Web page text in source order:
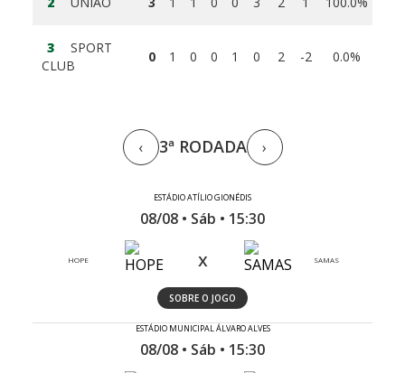
3
SPORT
CLUB
0 1 0 0 1 0 2 -2 0.0%
‹ 3ª RODADA ›
ESTÁDIO ATÍLIO GIONÉDIS
08/08 • Sáb • 15:30
HOPE x SAMAS
SOBRE O JOGO
ESTÁDIO MUNICIPAL ÁLVARO ALVES
08/08 • Sáb • 15:30